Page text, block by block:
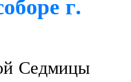
г.
Седмицы